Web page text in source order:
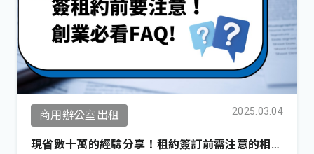
商用辦公室出租 2025.03.04
現省數十萬的經驗分享！租約簽訂前需注意的相關